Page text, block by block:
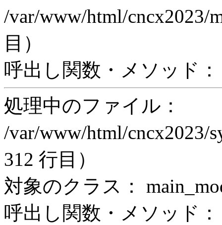
/var/www/html/cncx2023/
目）
呼出し関数・メソッド：
処理中のファイル：
/var/www/html/cncx2023/
312 行目）
対象のクラス：
呼出し関数・メソッド